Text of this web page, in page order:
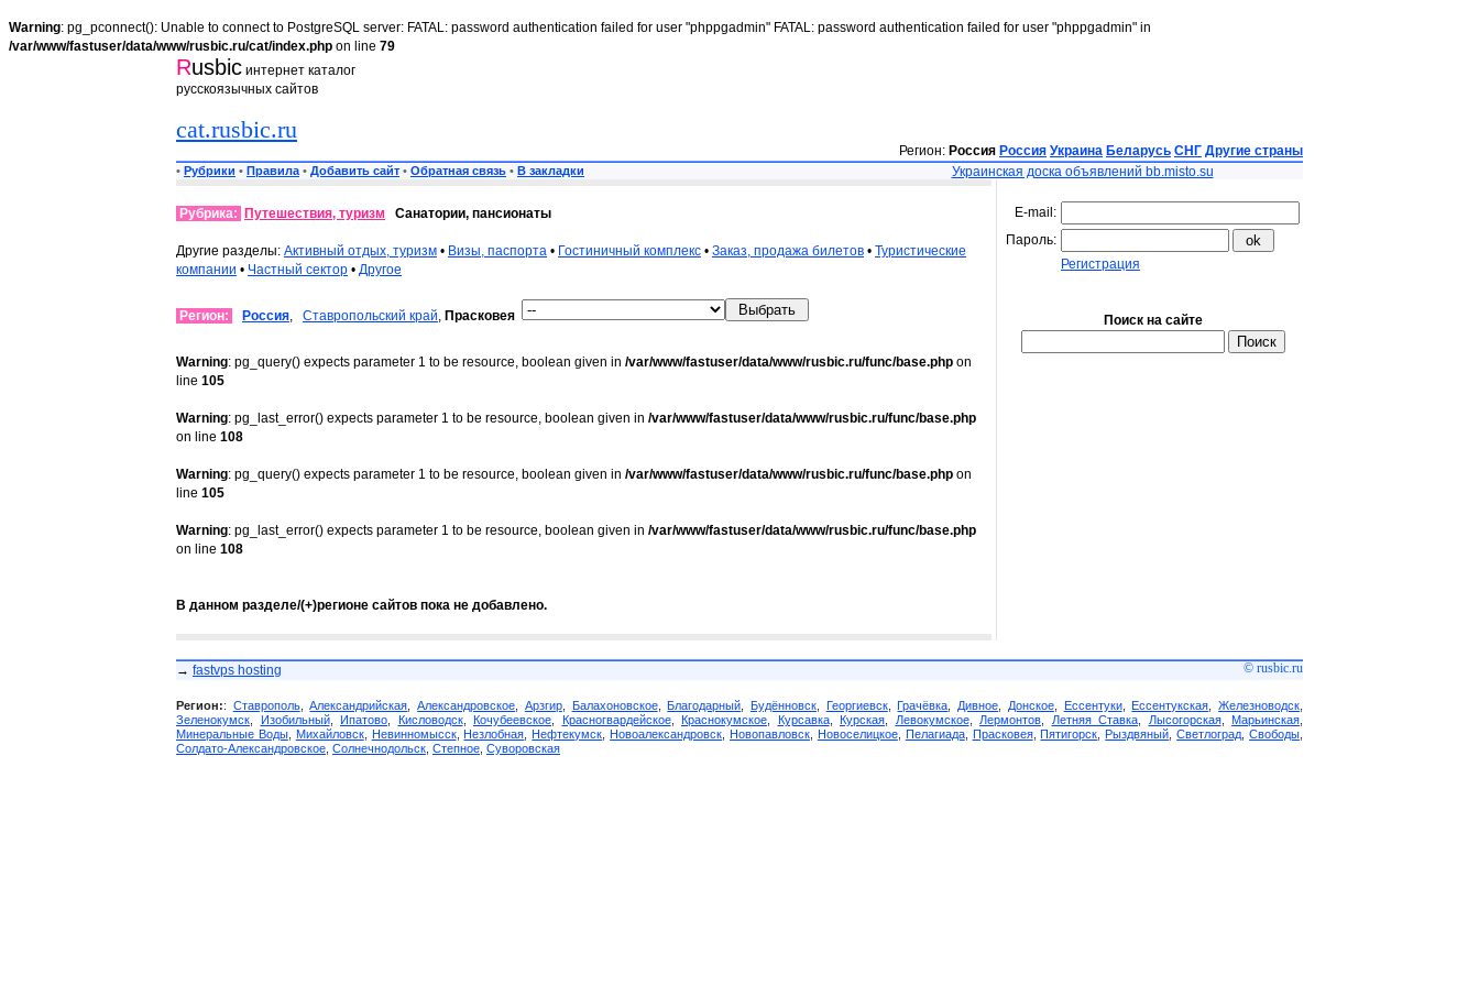
Warning: pg_pconnect(): Unable to connect to PostgreSQL server: FATAL: password authentication failed for user "phppgadmin" FATAL: password authentication failed for user "phppgadmin" in
/var/www/fastuser/data/www/rusbic.ru/cat/index.php on line 79
Rusbic интернет каталог
русскоязычных сайтов
cat.rusbic.ru
Регион: Россия Россия Украина Беларусь СНГ Другие страны
• Рубрики • Правила • Добавить сайт • Обратная связь • В закладки Украинская доска объявлений bb.misto.su
Рубрика: Путешествия, туризм Санатории, пансионаты
Другие разделы: Активный отдых, туризм • Визы, паспорта • Гостиничный комплекс • Заказ, продажа билетов • Туристические
компании • Частный сектор • Другое
Регион: Россия, Ставропольский край, Прасковея
Warning: pg_query() expects parameter 1 to be resource, boolean given in /var/www/fastuser/data/www/rusbic.ru/func/base.php on
line 105
Warning: pg_last_error() expects parameter 1 to be resource, boolean given in /var/www/fastuser/data/www/rusbic.ru/func/base.php
on line 108
Warning: pg_query() expects parameter 1 to be resource, boolean given in /var/www/fastuser/data/www/rusbic.ru/func/base.php on
line 105
Warning: pg_last_error() expects parameter 1 to be resource, boolean given in /var/www/fastuser/data/www/rusbic.ru/func/base.php
on line 108
В данном разделе/(+)регионе сайтов пока не добавлено.
E-mail:
Пароль:
Регистрация
Поиск на сайте
→ fastvps hosting © rusbic.ru
Регион:: Ставрополь,Александрийская ,Александровское Арзгир, Балахоновское,Благодарный ,Будённовск Георгиевск,Грачёвка Дивное Донское, Ессентуки,Ессентукская ,Железноводск
Зеленокумск
Изобильный, Ипатово Кисловодск, Кочубеевское Красногвардейское, Краснокумское Курсавка, Курская Левокумское, Лермонтов Летняя Ставка Лысогорская, Марьинская
Минеральные Воды, Михайловск, Невинномысск,Незлобная ,Нефтекумск ,Новоалександровск ,Новопавловск Новоселицкое, Пелагиада, Прасковея,Пятигорск ,Рыздвяный ,Светлоград ,Свободы
Солдато-Александровское Солнечнодольск Степное Суворовская